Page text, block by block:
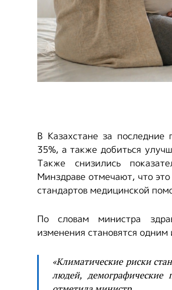
В Казахстане за последние
35%, а также добиться
Также снизились
Минздраве отмечают, что
стандартов медицинской
По словам министра
изменения становятся
«Климатические риски
людей, демографические